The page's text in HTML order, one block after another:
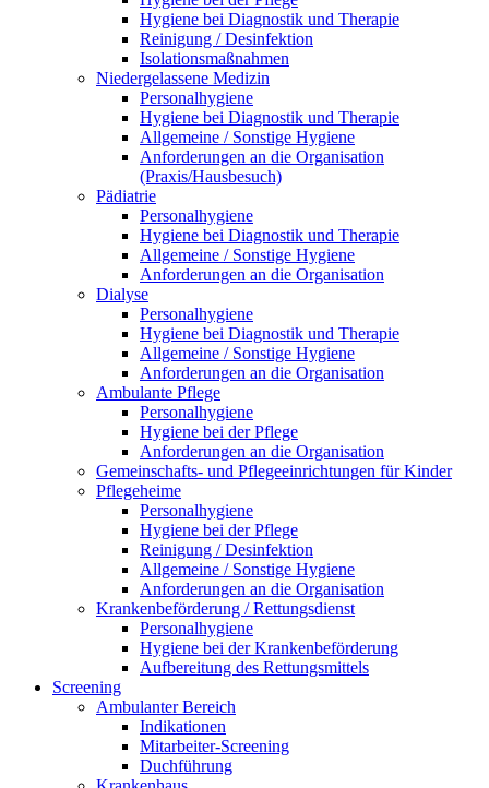
Hygiene bei Diagnostik und Therapie
Reinigung / Desinfektion
Isolationsmaßnahmen
Niedergelassene Medizin
Personalhygiene
Hygiene bei Diagnostik und Therapie
Allgemeine / Sonstige Hygiene
Anforderungen an die Organisation
(Praxis/Hausbesuch)
Pädiatrie
Personalhygiene
Hygiene bei Diagnostik und Therapie
Allgemeine / Sonstige Hygiene
Anforderungen an die Organisation
Dialyse
Personalhygiene
Hygiene bei Diagnostik und Therapie
Allgemeine / Sonstige Hygiene
Anforderungen an die Organisation
Ambulante Pflege
Personalhygiene
Hygiene bei der Pflege
Anforderungen an die Organisation
Gemeinschafts- und Pflegeeinrichtungen für Kinder
Pflegeheime
Personalhygiene
Hygiene bei der Pflege
Reinigung / Desinfektion
Allgemeine / Sonstige Hygiene
Anforderungen an die Organisation
Krankenbeförderung / Rettungsdienst
Personalhygiene
Hygiene bei der Krankenbeförderung
Aufbereitung des Rettungsmittels
Screening
Ambulanter Bereich
Indikationen
Mitarbeiter-Screening
Duchführung